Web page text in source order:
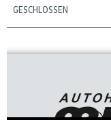
GESCHLOSSEN